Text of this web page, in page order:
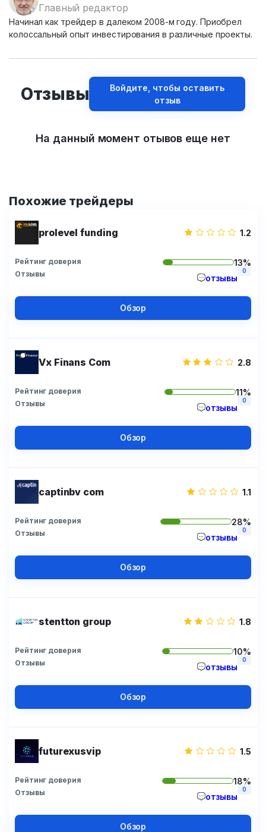
Главный редактор
Начинал как трейдер в далеком 2008-м году. Приобрел
колоссальный опыт инвестирования в различные проекты.
Отзывы
Войдите, чтобы оставить
отзыв
На данный момент отывов еще нет
Похожие трейдеры
prolevel funding 1.2
Рейтинг доверия 13%
Отзывы отзывы
0
Обзор
Vx Finans Com 2.8
Рейтинг доверия 11%
Отзывы отзывы
0
Обзор
captinbv com 1.1
Рейтинг доверия 28%
Отзывы отзывы
0
Обзор
stentton group 1.8
Рейтинг доверия 10%
Отзывы отзывы
0
Обзор
futurexusvip 1.5
Рейтинг доверия 18%
Отзывы отзывы
0
Обзор